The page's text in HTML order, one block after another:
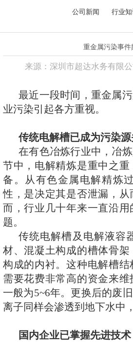
公司新闻 行业知
重金属污染事
来源： 深圳市超达水务有限公
最近一段时间，重金属
业污染引起各方重视。
传统电解槽已成为污染
在有色冶炼行业中，冶
节中，电解精炼是重中之
备。从有色金属电解精炼
性，是决定其是否泄漏，
而，行业几十年来一直沿
题。
传统电解槽及电解液容
材、混凝土构成的槽体骨
构成的内衬。这种电解槽
需要花费非常高的资金来
一般为5~6年。更换后的废
离子同样会渗透到地下水中
国内企业已掌握先进技术